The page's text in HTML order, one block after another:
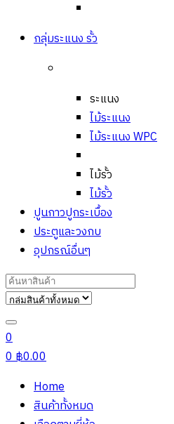
กลุ่มระแนง รั้ว
ระแนง
ไม้ระแนง
ไม้ระแนง WPC
ไม้รั้ว
ไม้รั้ว
ปูนกาวปูกระเบื้อง
ประตูและวงกบ
อุปกรณ์อื่นๆ
Search
for:
0
0฿0.00
Home
สินค้าทั้งหมด